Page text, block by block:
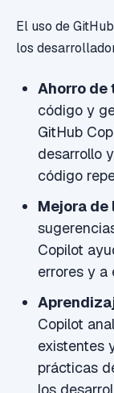
El uso de
los
Ahorro
código y
GitHub
desarrollo
código
Mejora
Copilot
errores y a
Copilot
existentes
prácticas